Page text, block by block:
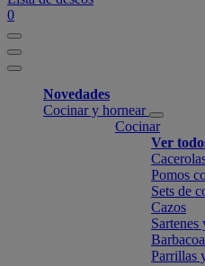
0
Novedades
Cocinar y hornear
Cocinar
Ver
Pomos
Sets de
Cazos
Barbacoa
Parrillas